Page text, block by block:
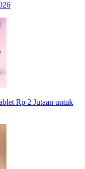
Rp 2 Jutaan untuk